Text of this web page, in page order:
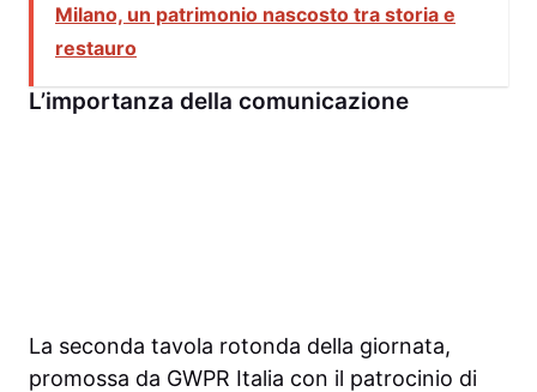
Milano, un patrimonio nascosto tra storia e
restauro
L’importanza della comunicazione
La seconda tavola rotonda della giornata,
promossa da GWPR Italia con il patrocinio di